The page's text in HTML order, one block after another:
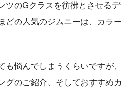
ツのGクラスを彷彿とさせる
どの人気のジムニーは、カラ
も悩んでしまうくらいですが
グのご紹介、そしておすすめ